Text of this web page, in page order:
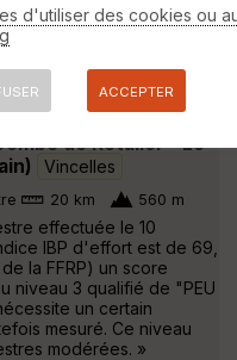
DIFFICILE". La
et nécessite un
correspond à des
»
de Rotalier - Le
Vincelles
20 km 560 m
effectuée le 10
IBP d'effort est de 69,
la FFRP) un score
niveau 3 qualifié de "PEU
un certain
mesuré. Ce niveau
modérées. »
d'utiliser des cookies ou
ACCEPTER